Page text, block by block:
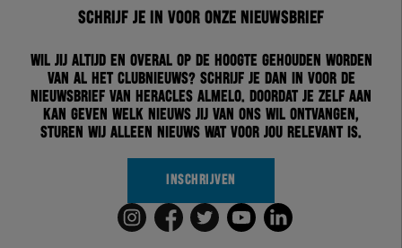
Schrijf je in voor onze nieuwsbrief
Wil jij altijd en overal op de hoogte gehouden worden
van al het clubnieuws? Schrijf je dan in voor de
nieuwsbrief van Heracles Almelo. Doordat je zelf aan
kan geven welk nieuws jij van ons wil ontvangen,
sturen wij alleen nieuws wat voor jou relevant is.
INSCHRIJVEN